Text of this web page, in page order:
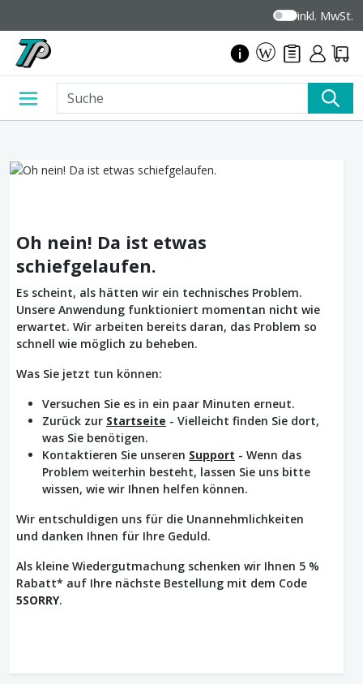
inkl. MwSt.
Oh nein! Da ist etwas
schiefgelaufen.
Es scheint, als hätten wir ein technisches Problem.
Unsere Anwendung funktioniert momentan nicht wie
erwartet. Wir arbeiten bereits daran, das Problem so
schnell wie möglich zu beheben.
Was Sie jetzt tun können:
Versuchen Sie es in ein paar Minuten erneut.
Zurück zur Startseite - Vielleicht finden Sie dort,
was Sie benötigen.
Kontaktieren Sie unseren Support - Wenn das
Problem weiterhin besteht, lassen Sie uns bitte
wissen, wie wir Ihnen helfen können.
Wir entschuldigen uns für die Unannehmlichkeiten
und danken Ihnen für Ihre Geduld.
Als kleine Wiedergutmachung schenken wir Ihnen 5 %
Rabatt* auf Ihre nächste Bestellung mit dem Code
5SORRY.